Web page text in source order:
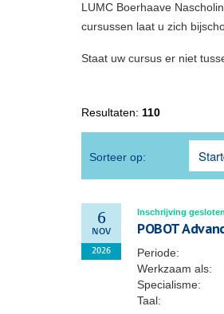
LUMC Boerhaave
cursussen laat u zich
Staat uw cursus er niet
Resultaten: 110
Sorteer op:
6
NOV
2026
Inschrijving gesloten
POBOT
Periode:
Werkzaam als:
Specialisme:
Taal: